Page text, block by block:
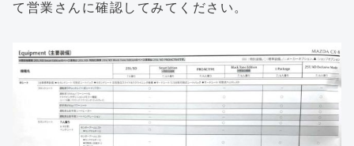
て営業さんに確認してみてください。